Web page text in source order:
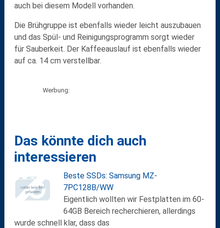
auch bei diesem Modell vorhanden.
Die Brühgruppe ist ebenfalls wieder leicht auszubauen
und das Spül- und Reinigungsprogramm sorgt wieder
für Sauberkeit. Der Kaffeeauslauf ist ebenfalls wieder
auf ca. 14 cm verstellbar.
Werbung:
Das könnte dich auch
interessieren
Beste SSDs: Samsung MZ-
7PC128B/WW
Eigentlich wollten wir Festplatten im 60-
64GB Bereich recherchieren, allerdings
wurde schnell klar, dass das